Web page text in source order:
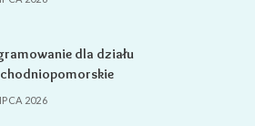
dla działu
2026